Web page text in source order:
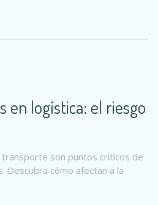
en logística: el riesgo
transporte son puntos críticos de
Descubra cómo afectan a la